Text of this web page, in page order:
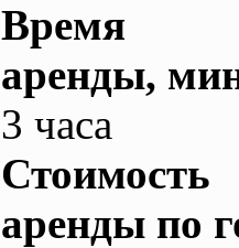
Время
аренды,
3 часа
Стоимость
аренды по